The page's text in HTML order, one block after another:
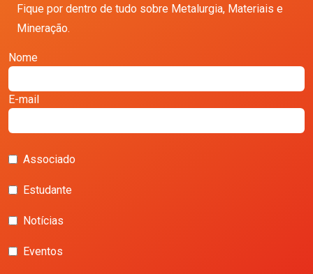
Fique por dentro de tudo sobre Metalurgia, Materiais e
Mineração.
Nome
E-mail
Associado
Estudante
Notícias
Eventos